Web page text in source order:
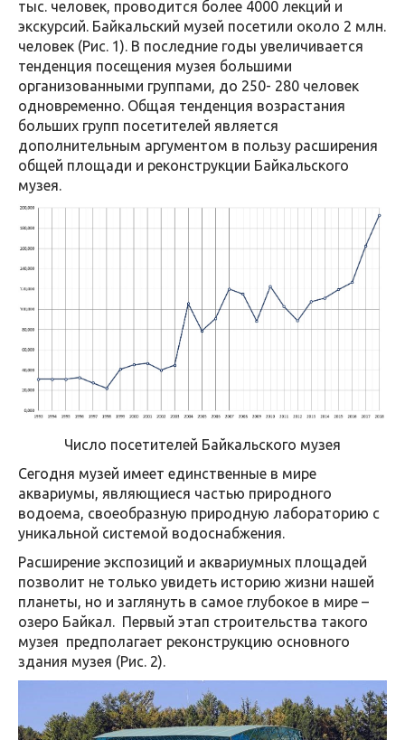
тыс. человек, проводится более 4000 лекций и
экскурсий. Байкальский музей посетили около 2 млн.
человек (Рис. 1). В последние годы увеличивается
тенденция посещения музея большими
организованными группами, до 250- 280 человек
одновременно. Общая тенденция возрастания
больших групп посетителей является
дополнительным аргументом в пользу расширения
общей площади и реконструкции Байкальского
музея.
Число посетителей Байкальского музея
Сегодня музей имеет единственные в мире
аквариумы, являющиеся частью природного
водоема, своеобразную природную лабораторию с
уникальной системой водоснабжения.
Расширение экспозиций и аквариумных площадей
позволит не только увидеть историю жизни нашей
планеты, но и заглянуть в самое глубокое в мире –
озеро Байкал. Первый этап строительства такого
музея предполагает реконструкцию основного
здания музея (Рис. 2).